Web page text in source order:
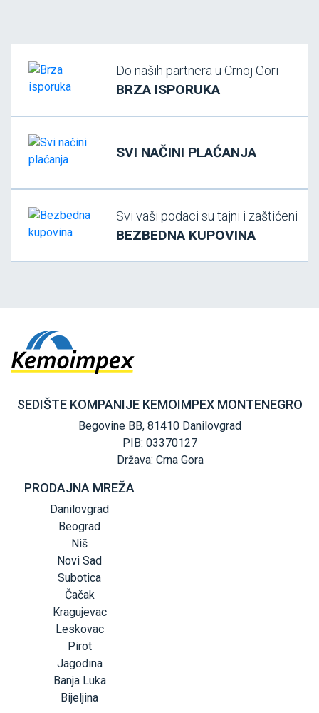
Do naših partnera u Crnoj Gori
BRZA ISPORUKA
SVI NAČINI PLAĆANJA
Svi vaši podaci su tajni i zaštićeni
BEZBEDNA KUPOVINA
SEDIŠTE KOMPANIJE KEMOIMPEX MONTENEGRO
Begovine BB, 81410 Danilovgrad
PIB: 03370127
Država: Crna Gora
PRODAJNA MREŽA
Danilovgrad
Beograd
Niš
Novi Sad
Subotica
Čačak
Kragujevac
Leskovac
Pirot
Jagodina
Banja Luka
Bijeljina